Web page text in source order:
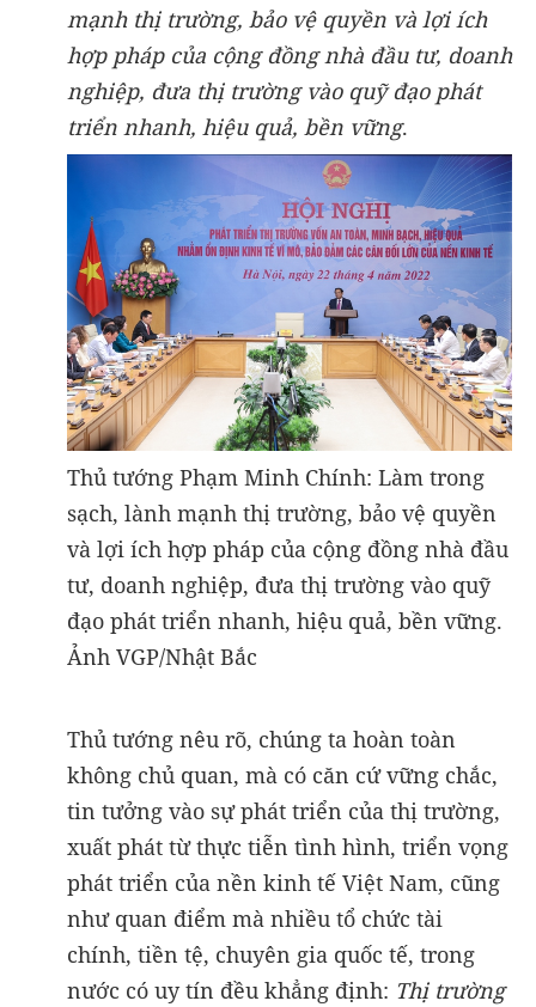
mạnh thị trường, bảo vệ quyền và lợi ích
hợp pháp của cộng đồng nhà đầu tư, doanh
nghiệp, đưa thị trường vào quỹ đạo phát
triển nhanh, hiệu quả, bền vững.
Thủ tướng Phạm Minh Chính: Làm trong
sạch, lành mạnh thị trường, bảo vệ quyền
và lợi ích hợp pháp của cộng đồng nhà đầu
tư, doanh nghiệp, đưa thị trường vào quỹ
đạo phát triển nhanh, hiệu quả, bền vững.
Ảnh VGP/Nhật Bắc
Thủ tướng nêu rõ, chúng ta hoàn toàn
không chủ quan, mà có căn cứ vững chắc,
tin tưởng vào sự phát triển của thị trường,
xuất phát từ thực tiễn tình hình, triển vọng
phát triển của nền kinh tế Việt Nam, cũng
như quan điểm mà nhiều tổ chức tài
chính, tiền tệ, chuyên gia quốc tế, trong
nước có uy tín đều khẳng định: Thị trường